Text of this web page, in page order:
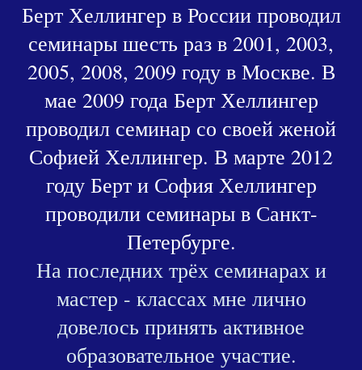
Берт Хеллингер в России проводил
семинары шесть раз в 2001, 2003,
2005, 2008, 2009 году в Москве. В
мае 2009 года Берт Хеллингер
проводил семинар со своей женой
Софией Хеллингер. В марте 2012
году Берт и София Хеллингер
проводили семинары в Санкт-
Петербурге.
На последних трёх семинарах и
мастер - классах мне лично
довелось принять активное
образовательное участие.